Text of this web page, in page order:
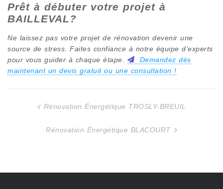
Prêt à débuter votre projet à
BAILLEVAL?
Ne laissez pas votre projet de rénovation devenir une
source de stress. Faites confiance à notre équipe d’experts
pour vous guider à chaque étape.
Demandez dès
maintenant un devis gratuit ou une consultation !
Rénovation Énergétique TROSLY-BREUIL
Rénovation Énergétique BLACOURT